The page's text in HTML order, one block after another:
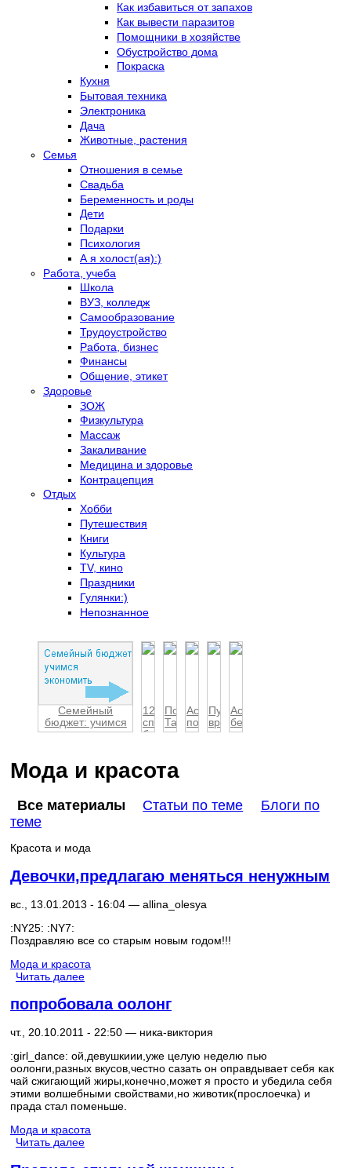
Как избавиться от запахов
Как вывести паразитов
Помощники в хозяйстве
Обустройство дома
Покраска
Кухня
Бытовая техника
Электроника
Дача
Животные, растения
Семья
Отношения в семье
Свадьба
Беременность и роды
Дети
Подарки
Психология
А я холост(ая):)
Работа, учеба
Школа
ВУЗ, колледж
Самообразование
Трудоустройство
Работа, бизнес
Финансы
Общение, этикет
Здоровье
ЗОЖ
Физкультура
Массаж
Закаливание
Медицина и здоровье
Контрацепция
Отдых
Хобби
Путешествия
Книги
Культура
TV, кино
Праздники
Гулянки:)
Непознанное
Семейный
бюджет: учимся
экон...
12
способов
борьбы
По
Таиланду
на
Астрология
подарка
Пусть
вредная
привычка
Астрология
беременности
Мода и красота
Все материалы Статьи по теме
Блоги по
теме
Красота и мода
Девочки,предлагаю меняться ненужным
вс., 13.01.2013 - 16:04 — allina_olesya
:NY25: :NY7:
Поздравляю все со старым новым годом!!!
Мода и красота
Читать далее
попробовала оолонг
чт., 20.10.2011 - 22:50 — ника-виктория
:girl_dance: ой,девушкиии,уже целую неделю пью
оолонги,разных вкусов,честно сазать он оправдывает себя как
чай сжигающий жиры,конечно,может я просто и убедила себя
этими волшебными свойствами,но животик(прослоечка) и
прада стал поменьше.
Мода и красота
Читать далее